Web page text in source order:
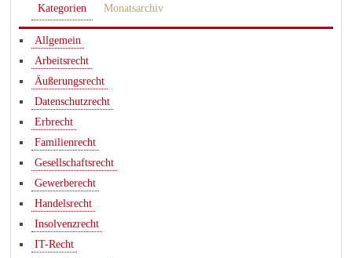
Kategorien Monatsarchiv
Allgemein
Arbeitsrecht
Äußerungsrecht
Datenschutzrecht
Erbrecht
Familienrecht
Gesellschaftsrecht
Gewerberecht
Handelsrecht
Insolvenzrecht
IT-Recht